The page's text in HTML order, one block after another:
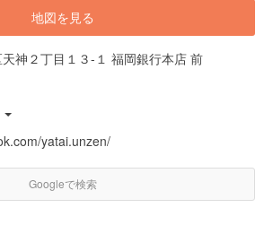
地図を見る
神２丁目１３-１ 福岡銀行本店 前
yatai.unzen/
Googleで検索